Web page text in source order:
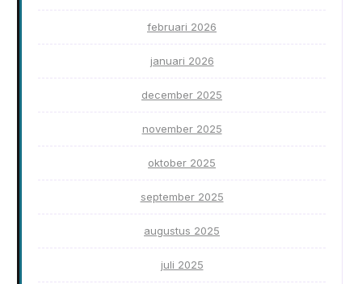
februari 2026
januari 2026
december 2025
november 2025
oktober 2025
september 2025
augustus 2025
juli 2025